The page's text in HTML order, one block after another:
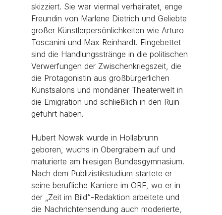
skizziert. Sie war viermal verheiratet, enge
Freundin von Marlene Dietrich und Geliebte
großer Künstlerpersönlichkeiten wie Arturo
Toscanini und Max Reinhardt. Eingebettet
sind die Handlungsstränge in die politischen
Verwerfungen der Zwischenkriegszeit, die
die Protagonistin aus großbürgerlichen
Kunstsalons und mondäner Theaterwelt in
die Emigration und schließlich in den Ruin
geführt haben.
Hubert Nowak wurde in Hollabrunn
geboren, wuchs in Obergrabern auf und
maturierte am hiesigen Bundesgymnasium.
Nach dem Publizistikstudium startete er
seine berufliche Karriere im ORF, wo er in
der „Zeit im Bild“-Redaktion arbeitete und
die Nachrichtensendung auch moderierte,